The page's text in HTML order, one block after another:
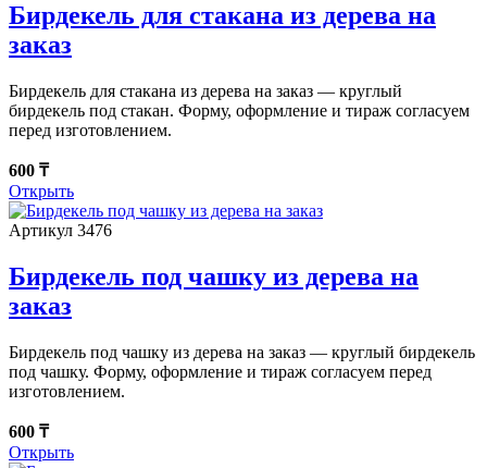
Бирдекель для стакана из дерева на
заказ
Бирдекель для стакана из дерева на заказ — круглый
бирдекель под стакан. Форму, оформление и тираж согласуем
перед изготовлением.
600 ₸
Открыть
Артикул 3476
Бирдекель под чашку из дерева на
заказ
Бирдекель под чашку из дерева на заказ — круглый бирдекель
под чашку. Форму, оформление и тираж согласуем перед
изготовлением.
600 ₸
Открыть